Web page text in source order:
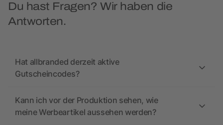
Du hast Fragen? Wir haben die
Antworten.
Hat allbranded derzeit aktive
Gutscheincodes?
Kann ich vor der Produktion sehen, wie
meine Werbeartikel aussehen werden?